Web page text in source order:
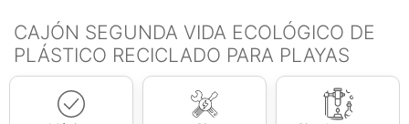
CAJÓN SEGUNDA VIDA ECOLÓGICO DE
PLÁSTICO RECICLADO PARA PLAYAS